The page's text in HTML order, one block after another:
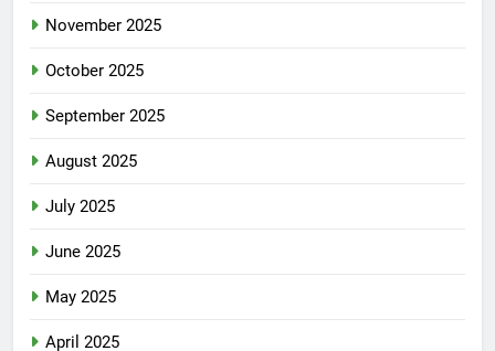
November 2025
October 2025
September 2025
August 2025
July 2025
June 2025
May 2025
April 2025